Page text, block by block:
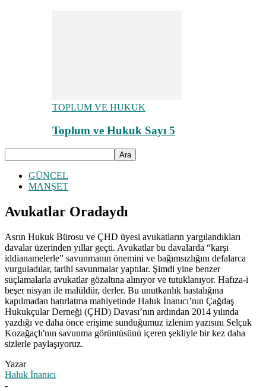
TOPLUM VE HUKUK
Toplum ve Hukuk Sayı 5
GÜNCEL
MANŞET
Avukatlar Oradaydı
Asrın Hukuk Bürosu ve ÇHD üyesi avukatların yargılandıkları
davalar üzerinden yıllar geçti. Avukatlar bu davalarda “karşı
iddianamelerle” savunmanın önemini ve bağımsızlığını defalarca
vurguladılar, tarihi savunmalar yaptılar. Şimdi yine benzer
suçlamalarla avukatlar gözaltına alınıyor ve tutuklanıyor. Hafıza-i
beşer nisyan ile malüldür, derler. Bu unutkanlık hastalığına
kapılmadan hatırlatma mahiyetinde Haluk İnanıcı’nın Çağdaş
Hukukçular Derneği (ÇHD) Davası’nın ardından 2014 yılında
yazdığı ve daha önce erişime sunduğumuz izlenim yazısını Selçuk
Kozağaçlı'nın savunma görüntüsünü içeren şekliyle bir kez daha
sizlerle paylaşıyoruz.
Yazar
Haluk İnanıcı
-